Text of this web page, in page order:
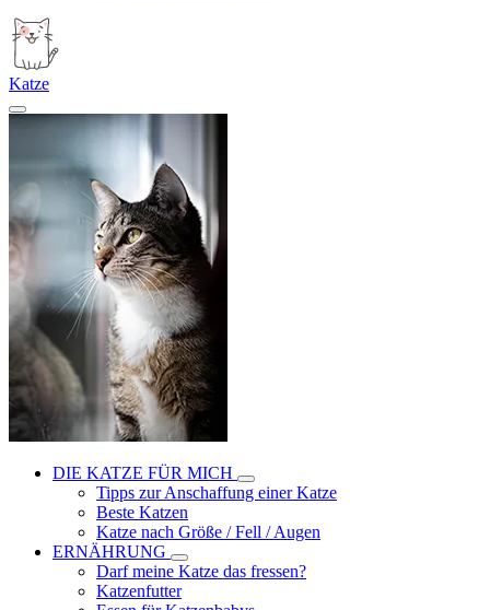
Katze
DIE KATZE FÜR MICH
Tipps zur Anschaffung einer Katze
Beste Katzen
Katze nach Größe / Fell / Augen
ERNÄHRUNG
Darf meine Katze das fressen?
Katzenfutter